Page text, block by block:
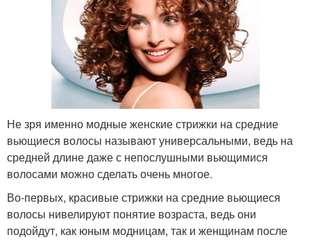
Не зря именно модные женские стрижки на средние
вьющиеся волосы называют универсальными, ведь на
средней длине даже с непослушными вьющимися
волосами можно сделать очень многое.
Во-первых, красивые стрижки на средние вьющиеся
волосы нивелируют понятие возраста, ведь они
подойдут, как юным модницам, так и женщинам после